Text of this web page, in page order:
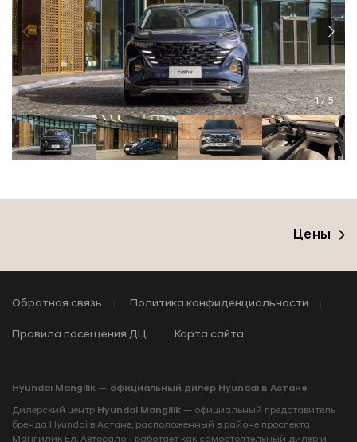
1/5
Цены
Обратная связь Политика конфиденциальности
Правила посещения ДЦ Карта сайта
Hyundai Mangilik — официальный дилер Hyundai в Астане
Дилерский центр Hyundai Mangilik — официальный представитель
бренда Hyundai в Астане, расположенный в районе проспекта
Мангилик Ел. Автосалон работает как самостоятельный дилер и